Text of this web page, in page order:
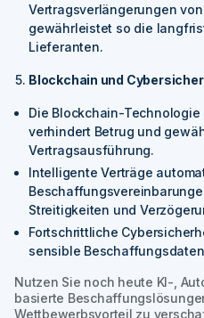
Vertragsverlängerungen
gewährleistet so die
Lieferanten.
Blockchain und
Die Blockchain-Technologie
verhindert Betrug und
Vertragsausführung.
Intelligente Verträge
Streitigkeiten und
Fortschrittliche
sensible
Nutzen Sie noch heute KI-,
basierte
Wettbewerbsvorteil zu